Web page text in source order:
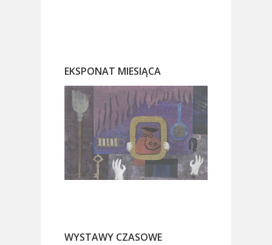
EKSPONAT MIESIĄCA
WYSTAWY CZASOWE